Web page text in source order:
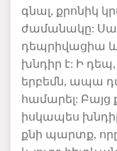
գնալ, քրոնիկ
ժամանակը: Սա
դեպրիվացիա և
խնդիր է: Ի
երբեմն, ապա
համարել: Բայց
իսկապես
քնի պարտք,